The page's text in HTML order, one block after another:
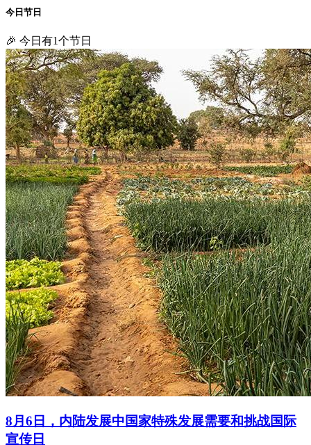
今日节日
🎉 今日有1个节日
8月6日，内陆发展中国家特殊发展需要和挑战国际
宣传日